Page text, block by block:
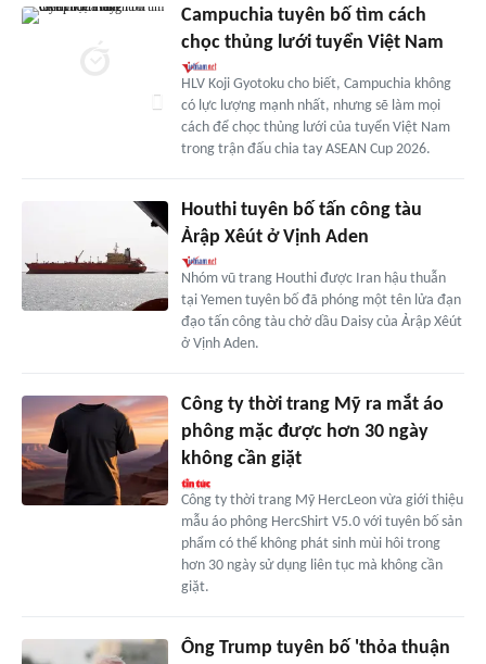
Campuchia tuyên bố tìm cách
chọc thủng lưới tuyển Việt Nam
HLV Koji Gyotoku cho biết, Campuchia không
có lực lượng mạnh nhất, nhưng sẽ làm mọi
cách để chọc thủng lưới của tuyển Việt Nam
trong trận đấu chia tay ASEAN Cup 2026.
Houthi tuyên bố tấn công tàu
Ảrập Xêút ở Vịnh Aden
Nhóm vũ trang Houthi được Iran hậu thuẫn
tại Yemen tuyên bố đã phóng một tên lửa đạn
đạo tấn công tàu chở dầu Daisy của Ảrập Xêút
ở Vịnh Aden.
Công ty thời trang Mỹ ra mắt áo
phông mặc được hơn 30 ngày
không cần giặt
Công ty thời trang Mỹ HercLeon vừa giới thiệu
mẫu áo phông HercShirt V5.0 với tuyên bố sản
phẩm có thể không phát sinh mùi hôi trong
hơn 30 ngày sử dụng liên tục mà không cần
giặt.
Ông Trump tuyên bố 'thỏa thuận